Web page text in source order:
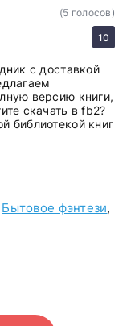
(5 голосов)
10
с доставкой
версию книги,
скачать в fb2?
библиотекой книг
Бытовое фэнтези,